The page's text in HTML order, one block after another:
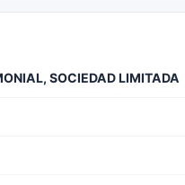
SOCIEDAD LIMITADA